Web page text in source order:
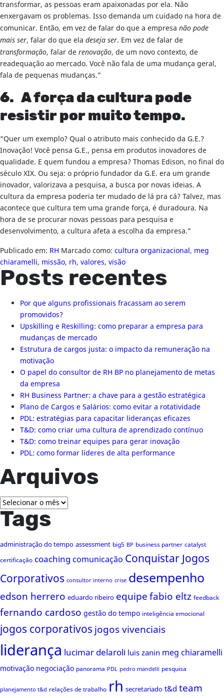
transformar, as pessoas eram apaixonadas por ela. Não
enxergavam os problemas. Isso demanda um cuidado na hora de
comunicar. Então, em vez de falar do que a empresa não pode
mais ser, falar do que ela deseja ser. Em vez de falar de
transformação, falar de renovação, de um novo contexto, de
readequação ao mercado. Você não fala de uma mudança geral,
fala de pequenas mudanças.”
6. A força da cultura pode
resistir por muito tempo.
“Quer um exemplo? Qual o atributo mais conhecido da G.E.?
Inovação! Você pensa G.E., pensa em produtos inovadores de
qualidade. E quem fundou a empresa? Thomas Edison, no final do
século XIX. Ou seja: o próprio fundador da G.E. era um grande
inovador, valorizava a pesquisa, a busca por novas ideias. A
cultura da empresa poderia ter mudado de lá pra cá? Talvez, mas
acontece que cultura tem uma grande força, é duradoura. Na
hora de se procurar novas pessoas para pesquisa e
desenvolvimento, a cultura afeta a escolha da empresa.”
Publicado em: RH Marcado como: cultura organizacional, meg
chiaramelli, missão, rh, valores, visão
Posts recentes
Por que alguns profissionais fracassam ao serem
promovidos?
Upskilling e Reskilling: como preparar a empresa para
mudanças de mercado
Estrutura de cargos justa: o impacto da remuneração na
motivação
O papel do consultor de RH BP no planejamento de metas
da empresa
RH Business Partner: a chave para a gestão estratégica
Plano de Cargos e Salários: como evitar a rotatividade
PDL: estratégias para capacitar lideranças eficazes
T&D: como criar uma cultura de aprendizado contínuo
T&D: como treinar equipes para gerar inovação
PDL: como formar líderes de alta performance
Arquivos
Arquivos
Tags
administração do tempo assessment big5 BP business partner catalyst
certificação coaching comunicação Conquistar Jogos
Corporativos consultor interno crise desempenho
edson herrero eduardo ribeiro equipefabio eltz feedback
fernando cardoso gestão do tempo inteligência emocional
jogos corporativos jogos vivenciais
liderança lucimar delaroli luis zanin meg chiaramelli
motivação negociação panorama PDL pedro mandelli pesquisa
planejamento t&d relações de trabalho rh secretariado t&d team